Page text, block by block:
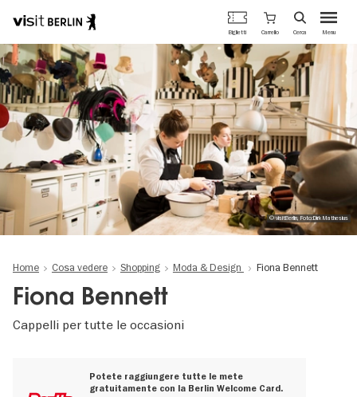
Salta
al
contenuto
principale
Portale
ufficiale
del
turismo
di
Berlino
Menu
Biglietti Carrello Cerca
© visitBerlin, Foto:Dirk Mathesius
Home Cosa vedere Shopping Moda & Design Fiona Bennett
Fiona Bennett
Cappelli per tutte le occasioni
Potete raggiungere tutte le mete
gratuitamente con la Berlin Welcome Card.